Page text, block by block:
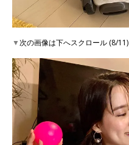
▼次の画像は下へスクロール (8/11)